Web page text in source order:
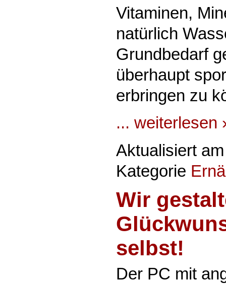
Vitaminen,
natürlich
Grundbedarf
überhaupt
erbringen zu
... weiterlesen
Aktualisiert
Kategorie
Wir
selbst!
Der PC mit